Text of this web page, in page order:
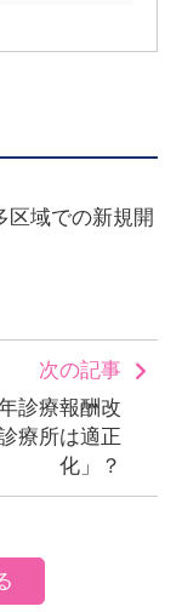
域での新規開
次の記事
診療報酬改
療所は適正
化」？